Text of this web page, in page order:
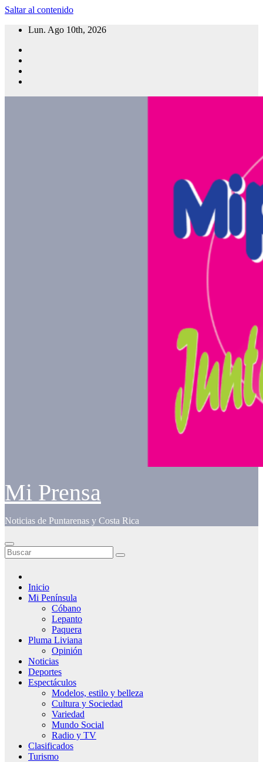
Saltar al contenido
Lun. Ago 10th, 2026
Mi Prensa
Noticias de Puntarenas y Costa Rica
Inicio
Mi Península
Cóbano
Lepanto
Paquera
Pluma Liviana
Opinión
Noticias
Deportes
Espectáculos
Modelos, estilo y belleza
Cultura y Sociedad
Variedad
Mundo Social
Radio y TV
Clasificados
Turismo